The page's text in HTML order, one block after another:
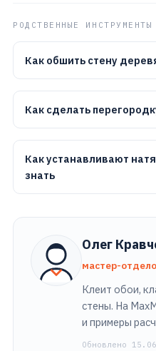
РОДСТВЕННЫЕ ИНСТРУМЕНТЫ
Как обшить стену
Как сделать
Как устанавливают
знать
Олег
мастер-
Клеит обои,
стены. На
и примеры
Обновлено